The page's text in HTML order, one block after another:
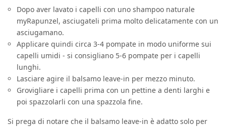
Dopo aver lavato i capelli con uno shampoo naturale
myRapunzel, asciugateli prima molto delicatamente con un
asciugamano.
Applicare quindi circa 3-4 pompate in modo uniforme sui
capelli umidi - si consigliano 5-6 pompate per i capelli
lunghi.
Lasciare agire il balsamo leave-in per mezzo minuto.
Grovigliare i capelli prima con un pettine a denti larghi e
poi spazzolarli con una spazzola fine.
Si prega di notare che il balsamo leave-in è adatto solo per